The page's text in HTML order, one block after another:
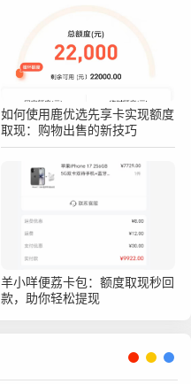
如何使用鹿优选先享卡实现额度
取现：购物出售的新技巧
羊小咩便荔卡包：额度取现秒回
款，助你轻松提现